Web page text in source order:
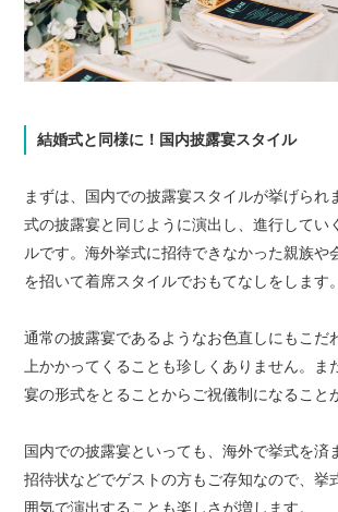
結婚式と同様に！国内披露宴スタイル
まずは、国内での披露宴スタイルが挙げられ
式の披露宴と同じように演出し、進行してい
ルです。海外挙式に招待できなかった親族や
を招いて着席スタイルでおもてなしをします。
通常の披露宴であるようなお色直しにもこだ
上かかってくることも珍しくありません。ま
宴の形式をとることからご祝儀制になること
国内での披露宴といっても、海外で挙式を済
招待状などでゲストの方もご存知なので、挙
囲気で演出することも楽しさが増します。